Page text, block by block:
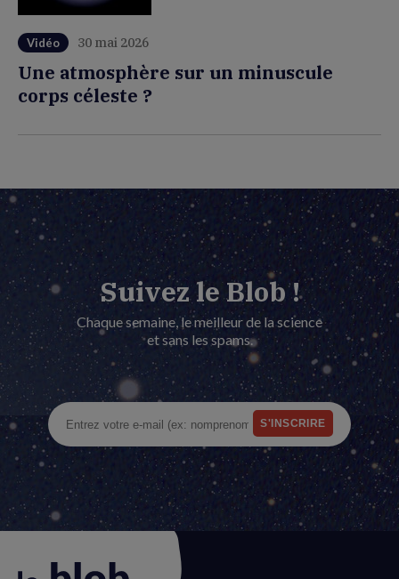
Vidéo 30 mai 2026
Une atmosphère sur un minuscule
corps céleste ?
Suivez le Blob !
Chaque semaine, le meilleur de la science
et sans les spams.